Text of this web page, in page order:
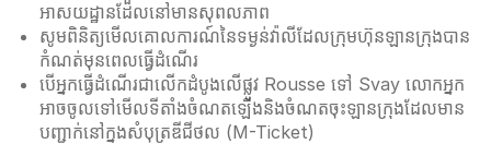
អាសយដ្ឋានដែលនៅមានសុពលភាព
សូមពិនិត្យមើលគោលការណ៍នៃទម្ងន់វ៉ាលីដែលក្រុមហ៊ុនឡានក្រុងបាន
កំណត់មុនពេលធ្វើដំណើរ
បើអ្នកធ្វើដំណើរជាលើកដំបូងលើផ្លូវ Rousse ទៅ Svay លោកអ្នក
អាចចូលទៅមើលទីតាំងចំណតឡើងនិងចំណតចុះឡានក្រុងដែលមាន
បញ្ជាក់នៅក្នុងសំបុត្រឌីជីថល (M-Ticket)